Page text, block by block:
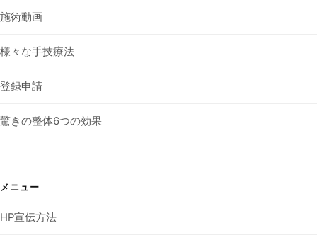
施術動画
様々な手技療法
登録申請
驚きの整体6つの効果
メニュー
HP宣伝方法